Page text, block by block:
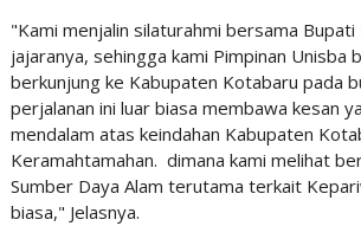
"Kami menjalin silaturahmi bersama
jajaranya, sehingga kami Pimpinan Unisba
berkunjung ke Kabupaten Kotabaru pada
perjalanan ini luar biasa membawa kesan
mendalam atas keindahan Kabupaten
Keramahtamahan. dimana kami melihat
Sumber Daya Alam terutama terkait
biasa," Jelasnya.